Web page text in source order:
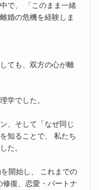
で、 「このまま一緒
婚の危機を経験しま
ても、双方の心が離
学でした。
、そして「なぜ同じ
知ることで、 私たち
た。
開始し、 これまでの
復、恋愛・パートナ